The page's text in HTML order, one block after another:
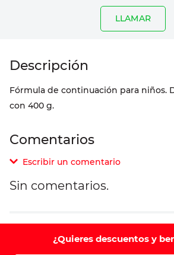
LLAMAR
Fórmula de continuación para niños.
con 400 g.
Comentarios
Escribir un comentario
Comentario
Sin comentarios.
¿Quieres descuentos y